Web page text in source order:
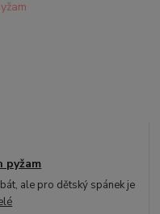
pyžam
ale pro dětský spánek je